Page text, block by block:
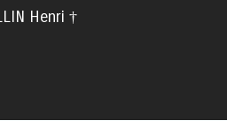
Henri †